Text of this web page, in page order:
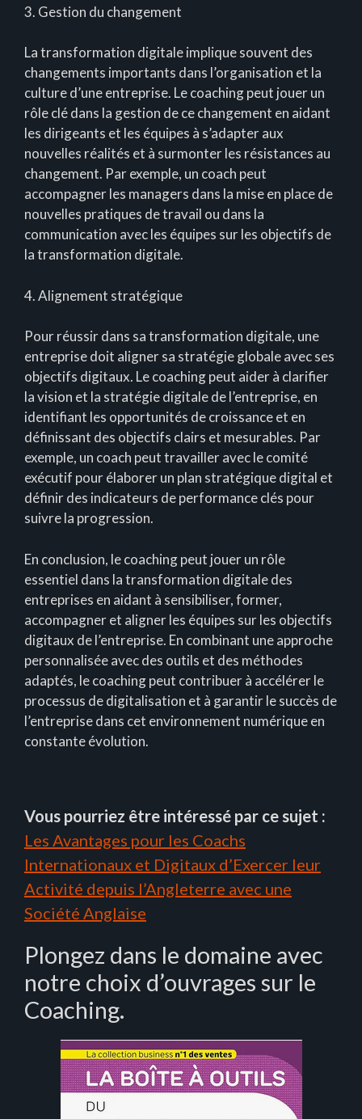
3. Gestion du changement
La transformation digitale implique souvent des
changements importants dans l’organisation et la
culture d’une entreprise. Le coaching peut jouer un
rôle clé dans la gestion de ce changement en aidant
les dirigeants et les équipes à s’adapter aux
nouvelles réalités et à surmonter les résistances au
changement. Par exemple, un coach peut
accompagner les managers dans la mise en place de
nouvelles pratiques de travail ou dans la
communication avec les équipes sur les objectifs de
la transformation digitale.
4. Alignement stratégique
Pour réussir dans sa transformation digitale, une
entreprise doit aligner sa stratégie globale avec ses
objectifs digitaux. Le coaching peut aider à clarifier
la vision et la stratégie digitale de l’entreprise, en
identifiant les opportunités de croissance et en
définissant des objectifs clairs et mesurables. Par
exemple, un coach peut travailler avec le comité
exécutif pour élaborer un plan stratégique digital et
définir des indicateurs de performance clés pour
suivre la progression.
En conclusion, le coaching peut jouer un rôle
essentiel dans la transformation digitale des
entreprises en aidant à sensibiliser, former,
accompagner et aligner les équipes sur les objectifs
digitaux de l’entreprise. En combinant une approche
personnalisée avec des outils et des méthodes
adaptés, le coaching peut contribuer à accélérer le
processus de digitalisation et à garantir le succès de
l’entreprise dans cet environnement numérique en
constante évolution.
Vous pourriez être intéressé par ce sujet :
Les Avantages pour les Coachs
Internationaux et Digitaux d’Exercer leur
Activité depuis l’Angleterre avec une
Société Anglaise
Plongez dans le domaine avec
notre choix d’ouvrages sur le
Coaching.